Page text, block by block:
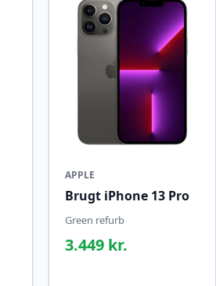
APPLE
Brugt iPhone 13 Pro
Green refurb
3.449 kr.